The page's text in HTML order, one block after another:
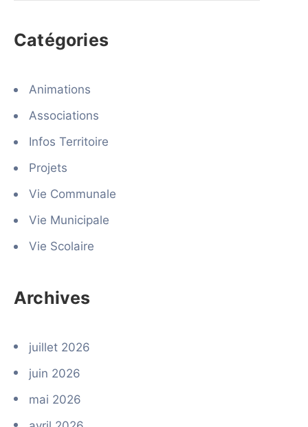
Catégories
Animations
Associations
Infos Territoire
Projets
Vie Communale
Vie Municipale
Vie Scolaire
Archives
juillet 2026
juin 2026
mai 2026